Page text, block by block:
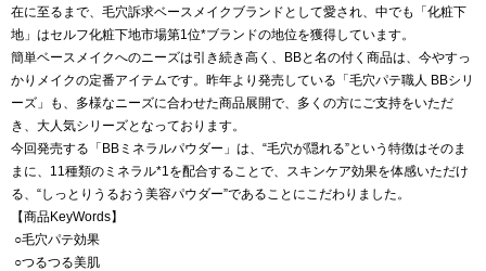
在に至るまで、毛穴訴求ベースメイクブランドとして愛され、中でも「化粧下
地」はセルフ化粧下地市場第1位*ブランドの地位を獲得しています。
簡単ベースメイクへのニーズは引き続き高く、BBと名の付く商品は、今やすっ
かりメイクの定番アイテムです。昨年より発売している「毛穴パテ職人 BBシリ
ーズ」も、多様なニーズに合わせた商品展開で、多くの方にご支持をいただ
き、大人気シリーズとなっております。
今回発売する「BBミネラルパウダー」は、“毛穴が隠れる”という特徴はそのま
まに、11種類のミネラル*1を配合することで、スキンケア効果を体感いただけ
る、“しっとりうるおう美容パウダー”であることにこだわりました。
【商品KeyWords】
○毛穴パテ効果
○つるつる美肌